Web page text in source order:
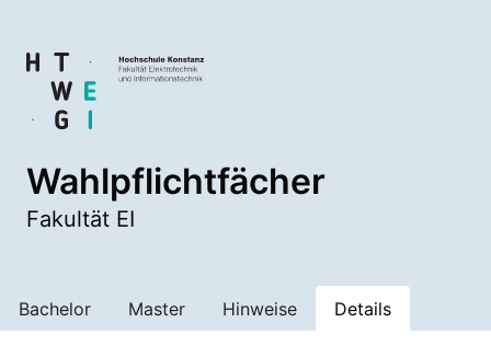
Wahlpflichtfächer
Fakultät EI
Bachelor Master Hinweise Details